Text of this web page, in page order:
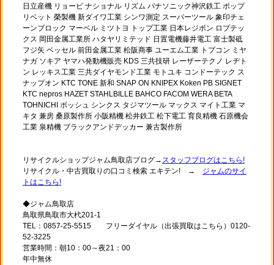
日立産機 リョービ ナショナル リズム パナソニック神沢鉄工 ポップ
リベット 榮製機 新ダイワ工業 シンワ測定 スーパーツール 象印チェ
ーンブロック マーベル ミツトヨ トップ工業 日本レジボン ロブテッ
クス 岡田金属工業所 ハタヤリミテッド 日置電機藤井電工 富士製砥
フジ矢 ベッセル 前田金属工業 松阪商事 ユーエム工業 トプコン ミヤ
ナガ ソキア ヤマハ発動機販売 KDS 三共技研 レーザーテクノ レヂト
ン レッキス工業 三共ダイヤモンド工業 モトユキ コンドーテック ス
ナップオン KTC TONE 新和 SNAP ON KNIPEX Koken PB SIGNET
KTC nepros HAZET STAHLBILLE BAHCO FACOM WERA BETA
TOHNICHI ボッシュ シンクス タジマツール マックス マイト工業 マ
キタ 兼房 桑原製作所 小阪精機 松井鉄工 松下電工 育良精機 石原機会
工業 泉精機 ブラックアンドデッカー 兼古製作所
リサイクルショップジャム鳥取店ブログ→ スタッフブログはこちら!
リサイクル・中古買取りの口コミ検索 エキテン! → ジャムのサイ
トはこちら!
◆ジャム鳥取店
鳥取県鳥取市大杙201-1
TEL：0857-25-5515 フリーダイヤル（出張買取はこちら）0120-
52-3225
営業時間：朝10：00～夜21：00
年中無休